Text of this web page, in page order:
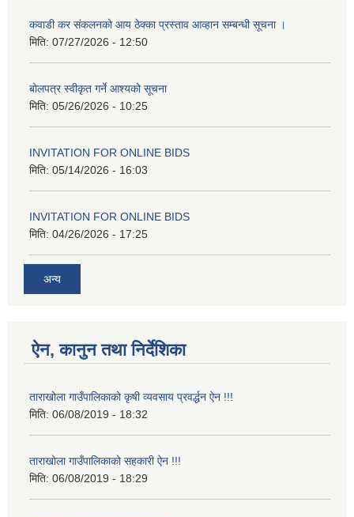
कवाडी कर संकलनको आय ठेक्का प्रस्ताव आव्हान सम्बन्धी सूचना ।
मिति: 07/27/2026 - 12:50
बोलपत्र स्वीकृत गर्ने आश्यको सूचना
मिति: 05/26/2026 - 10:25
INVITATION FOR ONLINE BIDS
मिति: 05/14/2026 - 16:03
INVITATION FOR ONLINE BIDS
मिति: 04/26/2026 - 17:25
अन्य
ऐन, कानुन तथा निर्देशिका
ताराखोला गाउँपालिकाको कृषी व्यवसाय प्रवर्द्धन ऐन !!!
मिति: 06/08/2019 - 18:32
ताराखोला गाउँपालिकाको सहकारी ऐन !!!
मिति: 06/08/2019 - 18:29